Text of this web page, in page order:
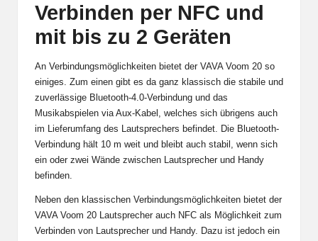
Verbinden per NFC und
mit bis zu 2 Geräten
An Verbindungsmöglichkeiten bietet der VAVA Voom 20 so
einiges. Zum einen gibt es da ganz klassisch die stabile und
zuverlässige Bluetooth-4.0-Verbindung und das
Musikabspielen via Aux-Kabel, welches sich übrigens auch
im Lieferumfang des Lautsprechers befindet. Die Bluetooth-
Verbindung hält 10 m weit und bleibt auch stabil, wenn sich
ein oder zwei Wände zwischen Lautsprecher und Handy
befinden.
Neben den klassischen Verbindungsmöglichkeiten bietet der
VAVA Voom 20 Lautsprecher auch NFC als Möglichkeit zum
Verbinden von Lautsprecher und Handy. Dazu ist jedoch ein